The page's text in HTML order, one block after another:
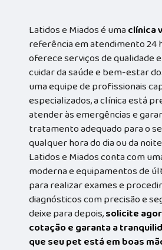
Latidos e Miados é umaclínica
referência em atendimento 24
oferece serviços de qualidade
cuidar da saúde e bem-estar
uma equipe de profissionais
especializados, a clínica está
atender às emergências e
tratamento adequado para o
qualquer hora do dia ou da
Latidos e Miados conta com
moderna e equipamentos de
para realizar exames e
diagnósticos com precisão e
deixe para depois,solicite
cotação e garanta a
que seu pet está em boas